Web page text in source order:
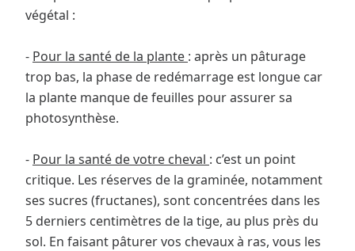
végétal :
- Pour la santé de la plante : après un pâturage
trop bas, la phase de redémarrage est longue car
la plante manque de feuilles pour assurer sa
photosynthèse.
- Pour la santé de votre cheval : c’est un point
critique. Les réserves de la graminée, notamment
ses sucres (fructanes), sont concentrées dans les
5 derniers centimètres de la tige, au plus près du
sol. En faisant pâturer vos chevaux à ras, vous les